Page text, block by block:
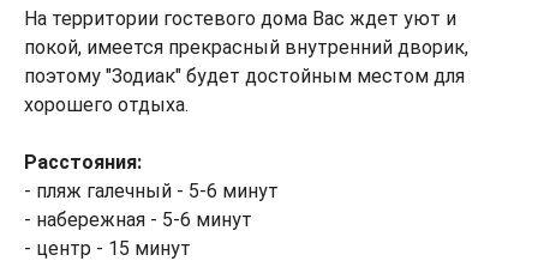
На территории гостевого дома Вас ждет уют и
покой, имеется прекрасный внутренний дворик,
поэтому "Зодиак" будет достойным местом для
хорошего отдыха.
Расстояния:
- пляж галечный - 5-6 минут
- набережная - 5-6 минут
- центр - 15 минут